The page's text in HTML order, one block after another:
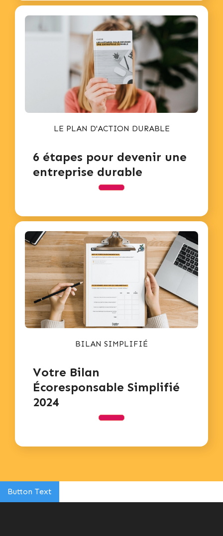
LE PLAN D'ACTION DURABLE
6 étapes pour devenir une
entreprise durable
BILAN SIMPLIFIÉ
Votre Bilan
Écoresponsable Simplifié
2024
Button Text